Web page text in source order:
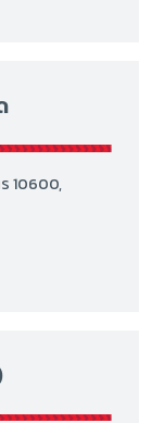
10600,